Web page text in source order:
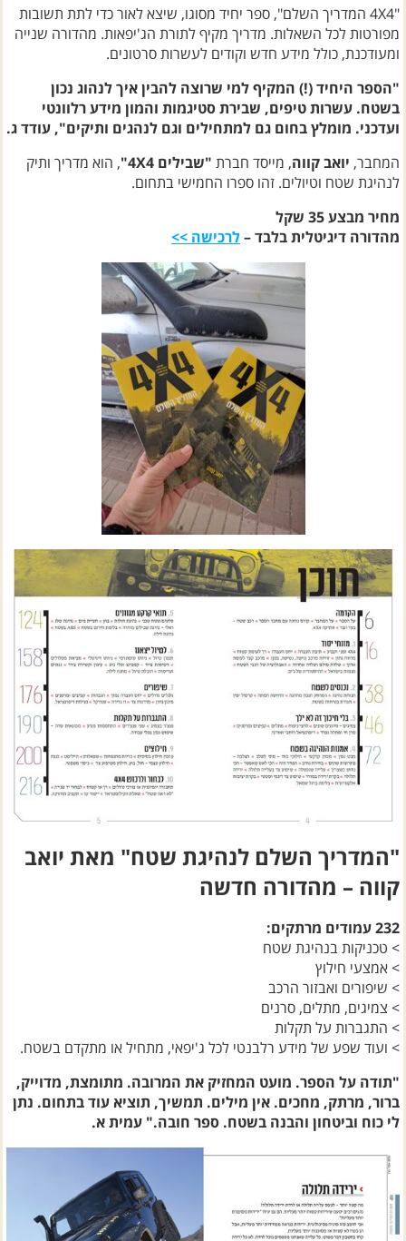
"4X4 המדריך השלם", ספר יחיד מסוגו, שיצא לאור כדי לתת תשובות
מפורטות לכל השאלות. מדריך מקיף לתורת הג'יפאות. מהדורה שנייה
ומעודכנת, כולל מידע חדש וקודים לעשרות סרטונים.
"הספר היחיד (!) המקיף למי שרוצה להבין איך לנהוג נכון
בשטח. עשרות טיפים, שבירת סטיגמות והמון מידע רלוונטי
ועדכני. מומלץ בחום גם למתחילים וגם לנהגים ותיקים", עודד ג.
המחבר, יואב קווה, מייסד חברת "שבילים 4X4"
, הוא מדריך ותיק
לנהיגת שטח וטיולים. זהו ספרו החמישי בתחום.
מחיר מבצע 35
שקל
מהדורה דיגיטלית בלבד – לרכישה >>
"המדריך השלם לנהיגת שטח" מאת יואב
קווה – מהדורה חדשה
232 עמודים מרתקים:
> טכניקות בנהיגת שטח
> אמצעי חילוץ
> שיפורים ואבזור הרכב
> צמיגים, מתלים, סרנים
> התגברות על תקלות
> ועוד שפע של מידע רלבנטי לכל ג'יפאי, מתחיל או מתקדם בשטח.
"תודה על הספר. מועט המחזיק את המרובה. מתומצת, מדוייק,
ברור, מרתק, מחכים. אין מילים. תמשיך, תוציא עוד בתחום. נתן
לי כוח וביטחון והבנה בשטח. ספר חובה." עמית א.